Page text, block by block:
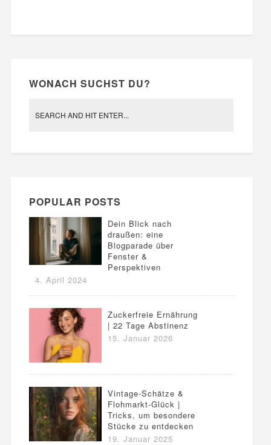
WONACH SUCHST DU?
POPULAR POSTS
Dein Blick nach
draußen: eine
Blogparade über
Fenster &
Perspektiven
4. April 2024
Zuckerfreie Ernährung
| 22 Tage Abstinenz
15. Januar 2026
Vintage-Schätze &
Flohmarkt-Glück |
Tricks, um besondere
Stücke zu entdecken
19. Januar 2025